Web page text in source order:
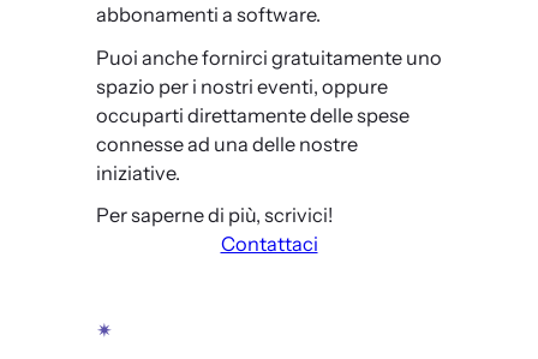
abbonamenti a software.
Puoi anche fornirci gratuitamente uno
spazio per i nostri eventi, oppure
occuparti direttamente delle spese
connesse ad una delle nostre
iniziative.
Per saperne di più, scrivici!
Contattaci
✴